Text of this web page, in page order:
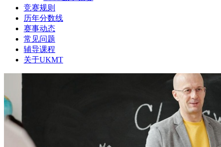
竞赛规则
历年分数线
赛事动态
常见问题
辅导课程
关于UKMT